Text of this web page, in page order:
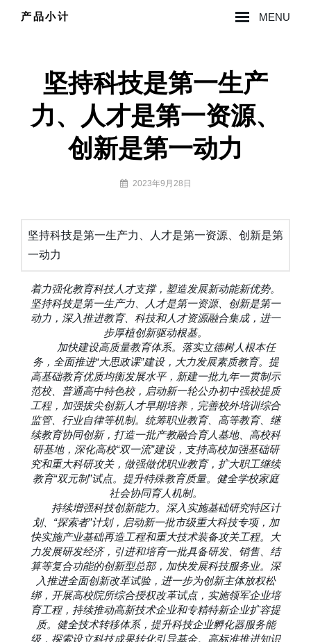
产品小计 MENU
坚持科技是第一生产
力、人才是第一资源、
创新是第一动力
By 2023年9月28日
坚持科技是第一生产力、人才是第一资源、创新是第
一动力
着力强化教育科技人才支撑，塑造发展新动能新优势。
坚持科技是第一生产力、人才是第一资源、创新是第一
动力，深入推进教育、科技和人才资源融合集成，进一
步厚植创新驱动根基。
加快建设高质量教育体系。落实立德树人根本任
务，全面推进“大思政课”建设，大力发展素质教育。提
高基础教育优质均衡发展水平，新建一批九年一贯制示
范校、普通高中特色校，启动新一轮公办初中强校提质
工程，加强拔尖创新人才早期培养，完善校外培训综合
监管、行业自律等机制。统筹职业教育、高等教育、继
续教育协同创新，打造一批产教融合育人基地、高校科
研基地，深化高校“双一流”建设，支持高校加强基础研
究和重大科研攻关，做强做优职业教育，扩大职工继续
教育“双元制”试点。提升特殊教育质量。健全学校家庭
社会协同育人机制。
持续增强科技创新能力。深入实施基础研究特区计
划、“探索者”计划，启动新一批市级重大科技专项，加
快实施产业基础再造工程和重大技术装备攻关工程。大
力发展研发经济，引进和培育一批具备研发、销售、结
算等复合功能的创新型总部，加快发展科技服务业。深
入推进全面创新改革试验，进一步为创新主体放权松
绑，开展高校院所综合授权改革试点，实施领军企业培
育工程，持续推动高新技术企业和专精特新企业扩容提
质。健全技术转移体系，提升科技企业孵化器服务能
级，探索设立科技成果转化引导基金。高标准推进知识